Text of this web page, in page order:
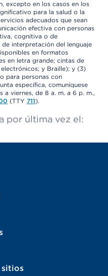
excepto en los casos en los
para la salud o la
adecuados que sean
efectiva con personas
cognitiva o de
interpretación del lenguaje
en formatos
en letra grande; cintas de
y Braille); y (3)
para personas con
específica, comuníquese
a viernes, de 8 a. m. a 6 p. m.,
(TTY 711).
por última vez el: